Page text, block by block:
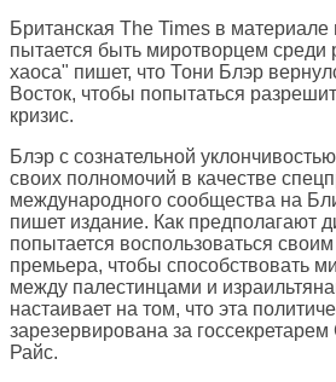
Британская The Times в материале
пытается быть миротворцем среди
хаоса" пишет, что Тони Блэр
Восток, чтобы попытаться
кризис.
Блэр с сознательной
своих полномочий в качестве
международного сообщества на
пишет издание. Как предполагают
попытается воспользоваться
премьера, чтобы способствовать
между палестинцами и
настаивает на том, что эта
зарезервирована за
Райс.